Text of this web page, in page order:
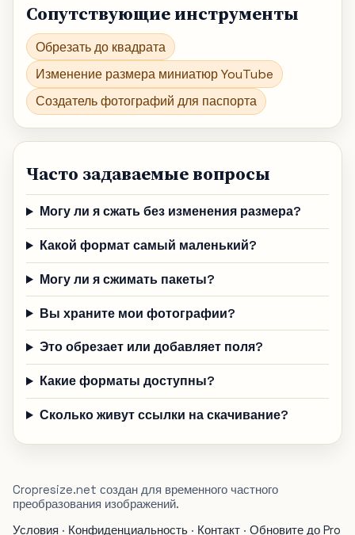
Сопутствующие инструменты
Обрезать до квадрата
Изменение размера миниатюр YouTube
Создатель фотографий для паспорта
Часто задаваемые вопросы
Могу ли я сжать без изменения размера?
Какой формат самый маленький?
Могу ли я сжимать пакеты?
Вы храните мои фотографии?
Это обрезает или добавляет поля?
Какие форматы доступны?
Сколько живут ссылки на скачивание?
Cropresize.net создан для временного частного
преобразования изображений.
Условия · Конфиденциальность · Контакт · Обновите до Pro